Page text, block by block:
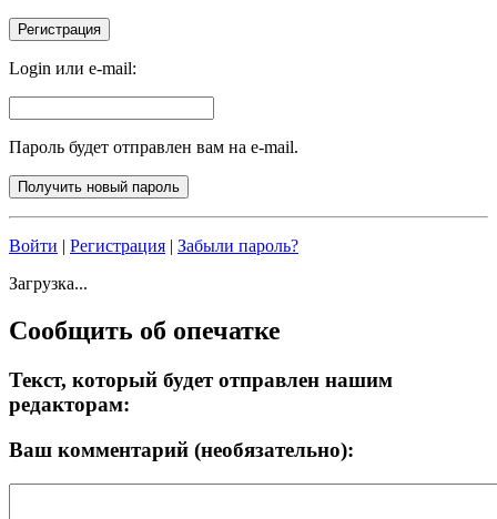
Login или e-mail:
Пароль будет отправлен вам на e-mail.
Войти | Регистрация | Забыли пароль?
Загрузка...
Сообщить об опечатке
Текст, который будет отправлен нашим
редакторам:
Ваш комментарий (необязательно):